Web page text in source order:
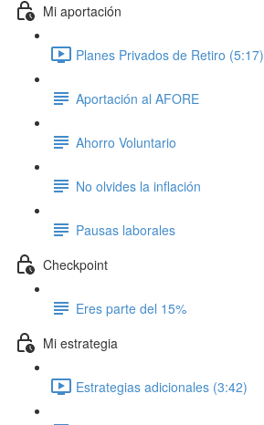
Mi aportación
Planes Privados de Retiro (5:17)
Aportación al AFORE
Ahorro Voluntario
No olvides la inflación
Pausas laborales
Checkpoint
Eres parte del 15%
Mi estrategia
Estrategias adicionales (3:42)